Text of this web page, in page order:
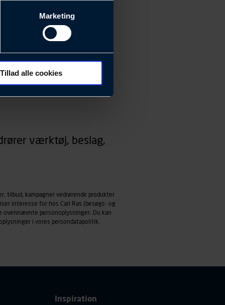
af vores
skal være nemme at
IP-adresse,
foretrukne sprog, og den
og apps med
behandles der
tidspunkt, hvad der
af
Marketing
Tillad alle cookies
værktøj, beslag,
tilbud, kampagner vedrørende produkter
interesse for hos Carl Ras (besøgs- og
ovennævnte personoplysninger. Du kan
i vores persondatapolitik.
Inspiration